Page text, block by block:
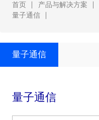
首页 产品与解决方案
量子通信
量子通信
量子通信